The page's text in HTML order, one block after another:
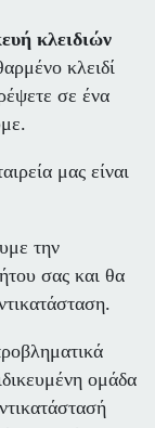
κλειδιών
κλειδί
σε ένα
μας είναι
την
σας και θα
ομάδα